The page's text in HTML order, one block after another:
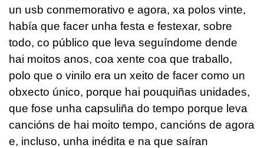
un usb conmemorativo e agora, xa polos vinte,
había que facer unha festa e festexar, sobre
todo, co público que leva seguíndome dende
hai moitos anos, coa xente coa que traballo,
polo que o vinilo era un xeito de facer como un
obxecto único, porque hai pouquiñas unidades,
que fose unha capsuliña do tempo porque leva
cancións de hai moito tempo, cancións de agora
e, incluso, unha inédita e na que saíran